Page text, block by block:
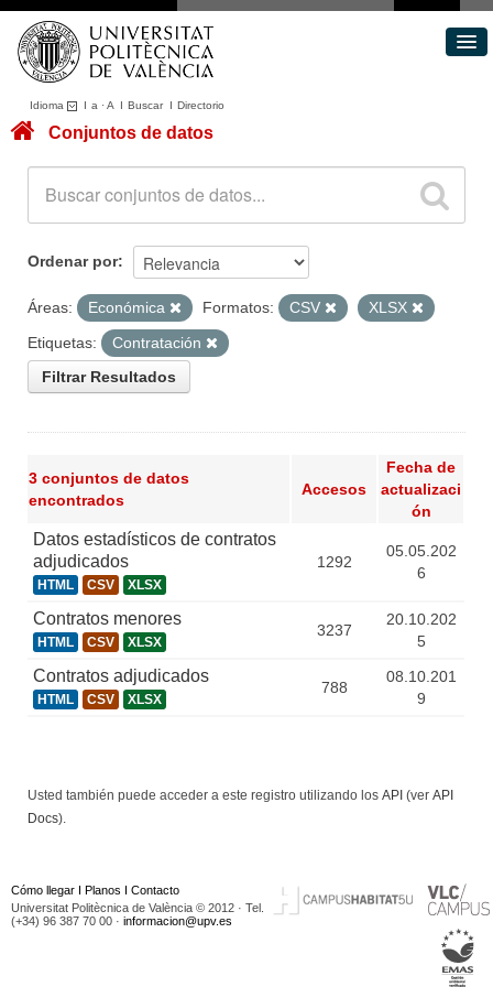
Idioma I a ·A I BuscarI Directorio
Conjuntos de datos
Acerca de
Portal de Transparencia
Conjuntos de datos
Ordenar por
Áreas: Económica Formatos: CSV
XLSX
Etiquetas:
Contratación
Filtrar Resultados
3 conjuntos de datos
encontrados
Accesos
Fecha de
actualizaci
ón
Datos estadísticos de contratos
adjudicados
HTML CSV XLSX
1292
05.05.202
6
Contratos menores
HTML CSV XLSX
3237
20.10.202
5
Contratos adjudicados
HTML CSV XLSX
788
08.10.201
9
Usted también puede acceder a este registro utilizando los API (ver API
Docs).
Cómo llegar I Planos I Contacto
Universitat Politècnica de València © 2012 · Tel.
(+34) 96 387 70 00 · informacion@upv.es